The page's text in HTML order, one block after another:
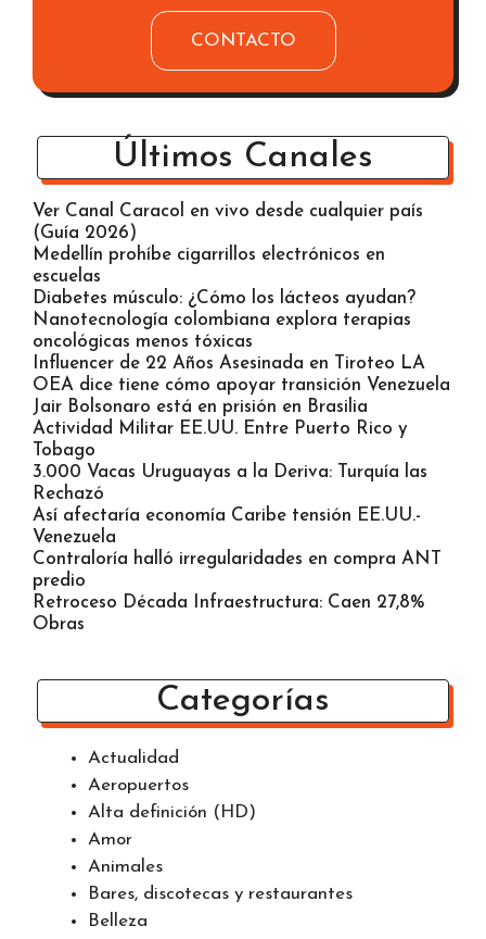
CONTACTO
Últimos Canales
Ver Canal Caracol en vivo desde cualquier país
(Guía 2026)
Medellín prohíbe cigarrillos electrónicos en
escuelas
Diabetes músculo: ¿Cómo los lácteos ayudan?
Nanotecnología colombiana explora terapias
oncológicas menos tóxicas
Influencer de 22 Años Asesinada en Tiroteo LA
OEA dice tiene cómo apoyar transición Venezuela
Jair Bolsonaro está en prisión en Brasilia
Actividad Militar EE.UU. Entre Puerto Rico y
Tobago
3.000 Vacas Uruguayas a la Deriva: Turquía las
Rechazó
Así afectaría economía Caribe tensión EE.UU.-
Venezuela
Contraloría halló irregularidades en compra ANT
predio
Retroceso Década Infraestructura: Caen 27,8%
Obras
Categorías
Actualidad
Aeropuertos
Alta definición (HD)
Amor
Animales
Bares, discotecas y restaurantes
Belleza